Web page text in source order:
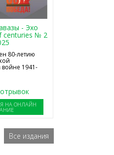
- Эхо
centuries № 2
80-летию
войне 1941-
НА ОНЛАЙН
Все издания